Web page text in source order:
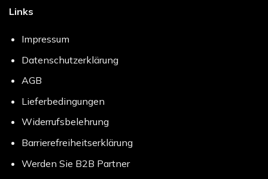
Links
Impressum
Datenschutzerklärung
AGB
Lieferbedingungen
Widerrufsbelehrung
Barrierefreiheitserklärung
Werden Sie B2B Partner